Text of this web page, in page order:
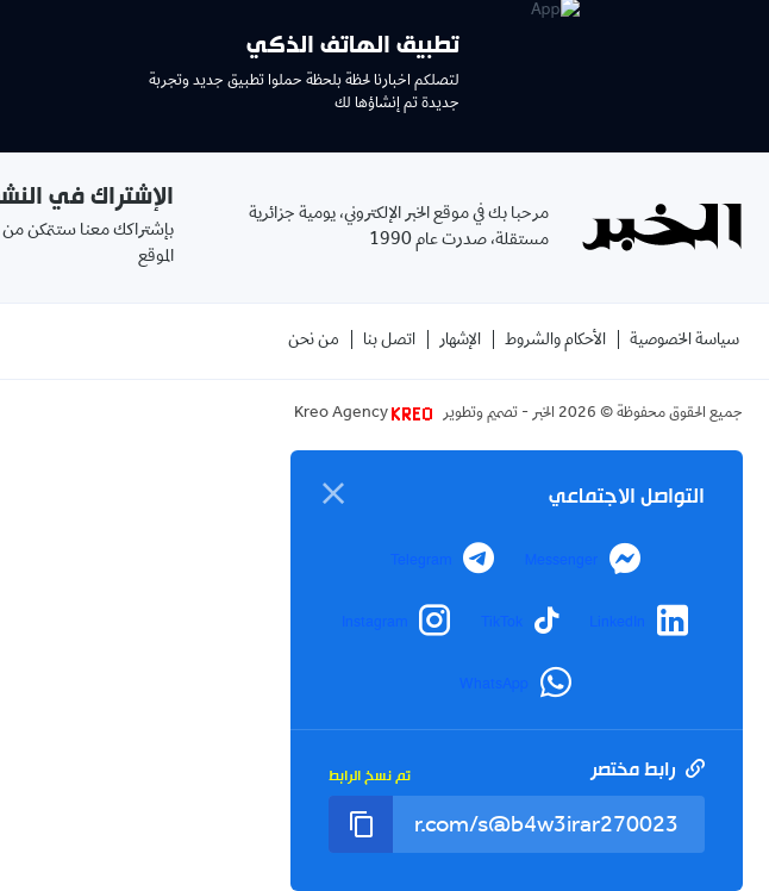
تطبيق الهاتف الذكي
لتصلكم اخبارنا لحظة بلحظة حملوا تطبيق جديد وتجربة
جديدة تم إنشاؤها لك
مرحبا بك في موقع الخبر الإلكتروني، يومية جزائرية
مستقلة، صدرت عام 1990
الإشتراك في
بإشتراكك معنا ستتمكن من
الموقع
سياسة الخصوصية الأحكام والشروط الإشهار اتصل بنا من نحن
جميع الحقوق محفوظة © 2026 الخبر - تصميم وتطوير Kreo Agency
التواصل الاجتماعي
Messenger
Telegram
LinkedIn
TikTok
Instagram
WhatsApp
رابط مختصر تم نسخ الرابط